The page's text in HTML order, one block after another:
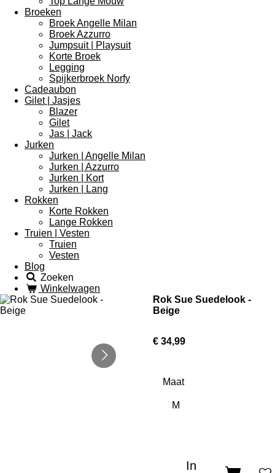
Broeken
Broek Angelle Milan
Broek Azzurro
Jumpsuit | Playsuit
Korte Broek
Legging
Spijkerbroek Norfy
Cadeaubon
Gilet | Jasjes
Blazer
Gilet
Jas | Jack
Jurken
Jurken | Angelle Milan
Jurken | Azzurro
Jurken | Kort
Jurken | Lang
Rokken
Korte Rokken
Lange Rokken
Truien | Vesten
Truien
Vesten
Blog
Zoeken
Winkelwagen
Rok Sue Suedelook -
Beige
€ 34,99
Maat
In